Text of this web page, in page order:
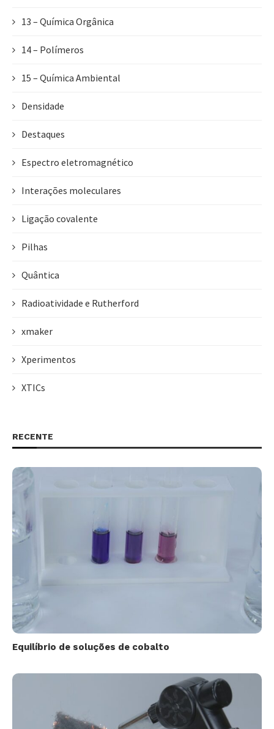
13 – Química Orgânica
14 – Polímeros
15 – Química Ambiental
Densidade
Destaques
Espectro eletromagnético
Interações moleculares
Ligação covalente
Pilhas
Quântica
Radioatividade e Rutherford
xmaker
Xperimentos
XTICs
RECENTE
Equilíbrio de soluções de cobalto